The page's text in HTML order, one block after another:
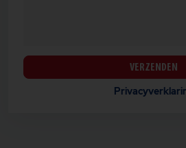
VERZENDEN